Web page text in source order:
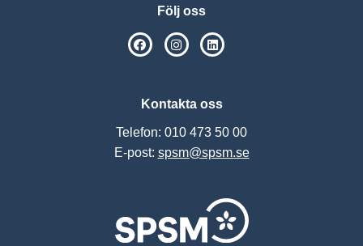
Följ oss
SPSM på Facebook
SPSM på Instagram
Kontakta oss
Telefon: 010 473 50 00
E-post: spsm@spsm.se